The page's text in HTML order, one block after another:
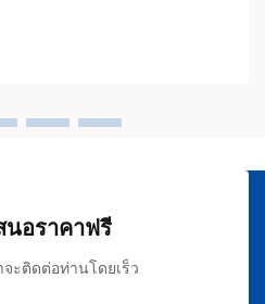
การฟอกสีฟันได้พัฒนาขึ้นจากวิธี
นอราคาฟรี
ะติดต่อท่านโดยเร็ว